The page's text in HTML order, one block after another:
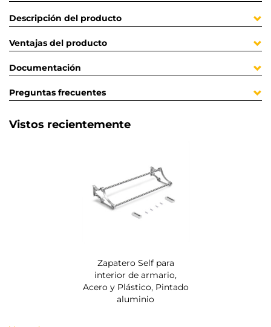
Descripción del producto
Ventajas del producto
Documentación
Preguntas frecuentes
Vistos recientemente
Zapatero Self para
interior de armario,
Acero y Plástico, Pintado
aluminio